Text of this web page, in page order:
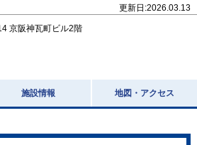
更新日:2026.03.13
京阪神瓦町ビル2階
施設情報 地図・アクセス